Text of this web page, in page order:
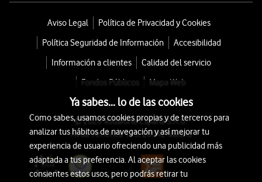
Aviso Legal
Política de Privacidad y Cookies
Política Seguridad de Información
Accesibilidad
Información a clientes
Calidad del servicio
Fondos Públicos
Mapa Web
© 2026 Vodafone España S.A.U.
Avda. América 115, 28042 Madrid
Ya sabes... lo de las cookies
Como sabes, usamos cookies propias y de terceros para
analizar tus hábitos de navegación y así mejorar tu
experiencia de usuario ofreciendo una publicidad más
adaptada a tus preferencia. Al aceptar las cookies
consientes estos usos, pero podrás retirar tu